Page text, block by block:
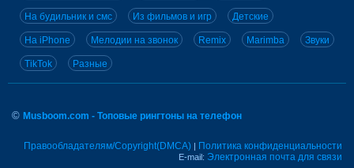
На будильник и смс Из фильмов и игр Детские
На iPhone Мелодии на звонок Remix Marimba Звуки
TikTok Разные
© Musboom.com - Топовые рингтоны на телефон
Правообладателям/Copyright(DMCA) | Политика конфиденциальности
E-mail: Электронная почта для связи